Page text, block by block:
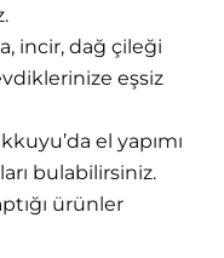
incir, dağ çileği
eşsiz
el yapımı
bulabilirsiniz.
ürünler